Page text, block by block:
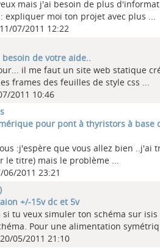
mais j'ai besoin de plus
expliquer moi ton projet avec plus ...
07/2011 12:22
de votre aide..
il me faut un site web statique
frames des feuilles de style css ...
2011 10:46
pour pont à thyristors à base
:j'espère que vous allez bien ..j'ai
le titre) mais le problème ...
2011 23:21
+/-15v dc et 5v
si tu veux simuler ton schéma sur isis
Pour une alimentation
05/2011 21:10